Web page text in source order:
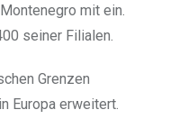
mit ein.
seiner Filialen.
Grenzen
in Europa erweitert.